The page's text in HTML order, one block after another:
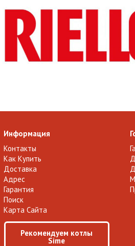
Информация
Контакты
Как Купить
Доставка
Адрес
Гарантия
Поиск
Карта Сайта
Рекомендуем котлы
Sime